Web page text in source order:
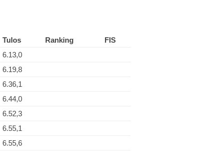
Tulos Ranking
FIS
6.13,0
6.19,8
6.36,1
6.44,0
6.52,3
6.55,1
6.55,6